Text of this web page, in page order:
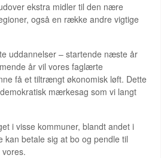
ekstra midler til den nære
også en række andre vigtige
uddannelser – startende næste år
år vil vores faglærte
få et tiltrængt økonomisk løft. Dette
mærkesag som vi langt
i visse kommuner, blandt andet i
kan betale sig at bo og pendle til